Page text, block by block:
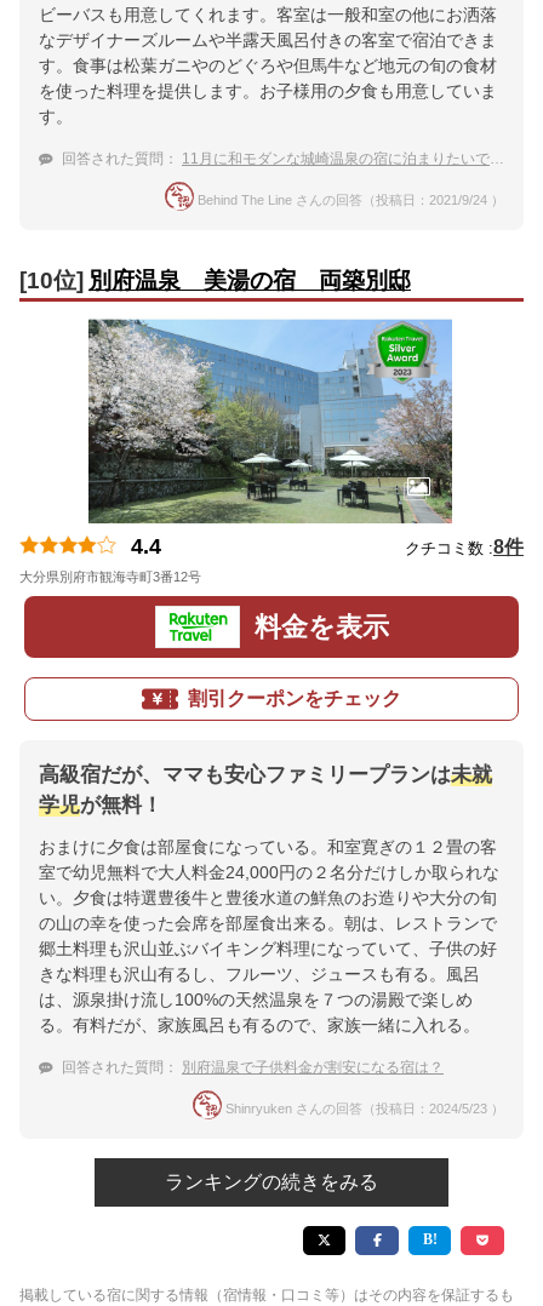
ビーバスも用意してくれます。客室は一般和室の他にお洒落
なデザイナーズルームや半露天風呂付きの客室で宿泊できま
す。食事は松葉ガニやのどぐろや但馬牛など地元の旬の食材
を使った料理を提供します。お子様用の夕食も用意していま
す。
回答された質問： 11月に和モダンな城崎温泉の宿に泊まりたいです。
Behind The Line さんの回答（投稿日：2021/9/24 ）
[10位] 別府温泉 美湯の宿 両築別邸
4.4 クチコミ数 :8件
大分県別府市観海寺町3番12号
料金を表示
割引クーポンをチェック
高級宿だが、ママも安心ファミリープランは未就
学児が無料！
おまけに夕食は部屋食になっている。和室寛ぎの１２畳の客
室で幼児無料で大人料金24,000円の２名分だけしか取られな
い。夕食は特選豊後牛と豊後水道の鮮魚のお造りや大分の旬
の山の幸を使った会席を部屋食出来る。朝は、レストランで
郷土料理も沢山並ぶバイキング料理になっていて、子供の好
きな料理も沢山有るし、フルーツ、ジュースも有る。風呂
は、源泉掛け流し100%の天然温泉を７つの湯殿で楽しめ
る。有料だが、家族風呂も有るので、家族一緒に入れる。
回答された質問： 別府温泉で子供料金が割安になる宿は？
Shinryuken さんの回答（投稿日：2024/5/23 ）
ランキングの続きをみる
掲載している宿に関する情報（宿情報・口コミ等）はその内容を保証するも